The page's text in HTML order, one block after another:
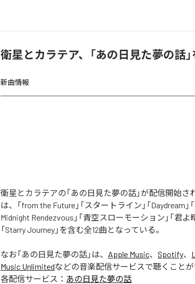
衛星とカラテア、「あの日見た夢の話
新曲情報
衛星とカラテアの「あの日見た夢の話」が配信開始
は、「from the Future」「スタートライン」「Daydream」
Midnight Rendezvous」「青空スローモーション」「君よ
「Starry Journey」を含む全12曲となっている。
なお「あの日見た夢の話 」は、 Apple Music、 Spotify、
Music Unlimitedなどの音楽配信サービスで聴くことが
各配信サービス： あの日見た夢の話